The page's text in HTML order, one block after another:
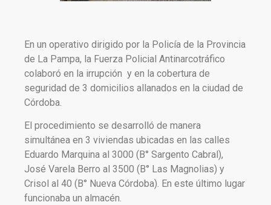
En un operativo dirigido por la Policía de la Provincia
de La Pampa, la Fuerza Policial Antinarcotráfico
colaboró en la irrupción y en la cobertura de
seguridad de 3 domicilios allanados en la ciudad de
Córdoba.
El procedimiento se desarrolló de manera
simultánea en 3 viviendas ubicadas en las calles
Eduardo Marquina al 3000 (B° Sargento Cabral),
José Varela Berro al 3500 (B° Las Magnolias) y
Crisol al 40 (B° Nueva Córdoba). En este último lugar
funcionaba un almacén.